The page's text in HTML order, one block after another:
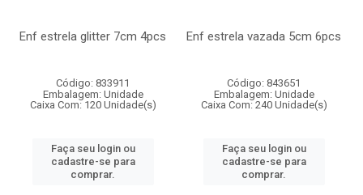
Enf estrela glitter 7cm 4pcs
Código: 833911
Embalagem: Unidade
Caixa Com: 120 Unidade(s)
Faça seu login ou
cadastre-se para
comprar.
Enf estrela vazada 5cm 6pcs
Código: 843651
Embalagem: Unidade
Caixa Com: 240 Unidade(s)
Faça seu login ou
cadastre-se para
comprar.